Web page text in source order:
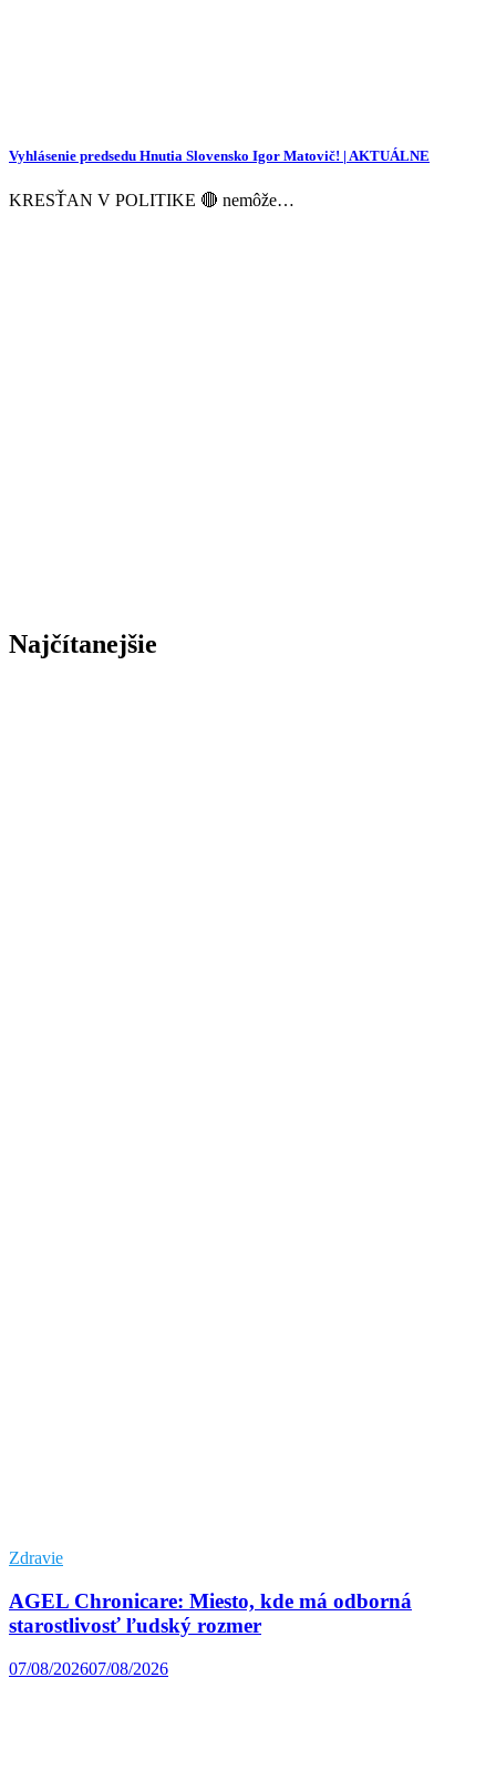
Vyhlásenie predsedu Hnutia Slovensko Igor Matovič! | AKTUÁLNE
KRESŤAN V POLITIKE 🔴 nemôže…
Najčítanejšie
Zdravie
AGEL Chronicare: Miesto, kde má odborná
starostlivosť ľudský rozmer
07/08/202607/08/2026